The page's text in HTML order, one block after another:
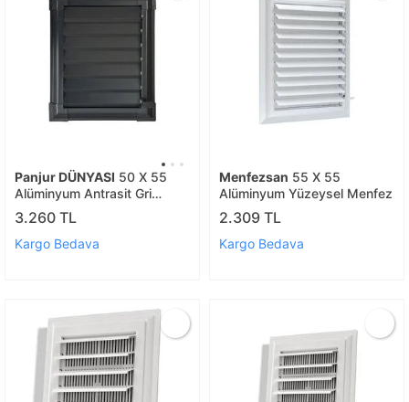
Panjur DÜNYASI 50 X 55
Alüminyum Antrasit Gri
Banyo Wc Havalandırma
Panjur Menfez Gri
3.260 TL
Kargo Bedava
Menfezsan 55 X 55
Alüminyum Yüzeysel Menfez
2.309 TL
Kargo Bedava